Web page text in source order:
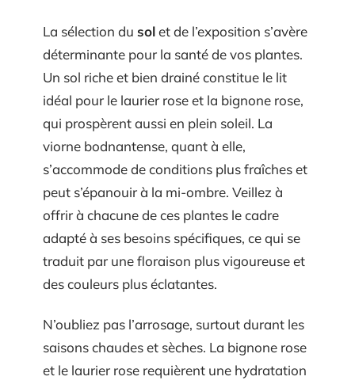
La sélection du solet de l’exposition s’avère
déterminante pour la santé de vos plantes.
Un sol riche et bien drainé constitue le lit
idéal pour le laurier rose et la bignone rose,
qui prospèrent aussi en plein soleil. La
viorne bodnantense, quant à elle,
s’accommode de conditions plus fraîches et
peut s’épanouir à la mi-ombre. Veillez à
offrir à chacune de ces plantes le cadre
adapté à ses besoins spécifiques, ce qui se
traduit par une floraison plus vigoureuse et
des couleurs plus éclatantes.
N’oubliez pas l’arrosage, surtout durant les
saisons chaudes et sèches. La bignone rose
et le laurier rose requièrent une hydratation